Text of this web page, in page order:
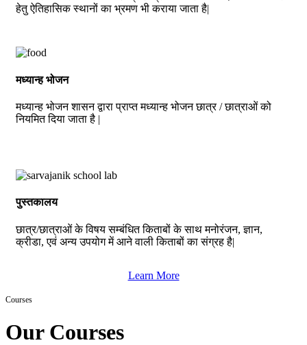
हेतु ऐतिहासिक स्थानों का भ्रमण भी कराया जाता है|
मध्यान्ह भोजन
मध्यान्ह भोजन शासन द्वारा प्राप्त मध्यान्ह भोजन छात्र / छात्राओं को
नियमित दिया जाता है |
पुस्तकालय
छात्र/छात्राओं के विषय सम्बंधित किताबों के साथ मनोरंजन, ज्ञान,
क्रीडा, एवं अन्य उपयोग में आने वाली किताबों का संग्रह है|
Learn More
Courses
Our Courses